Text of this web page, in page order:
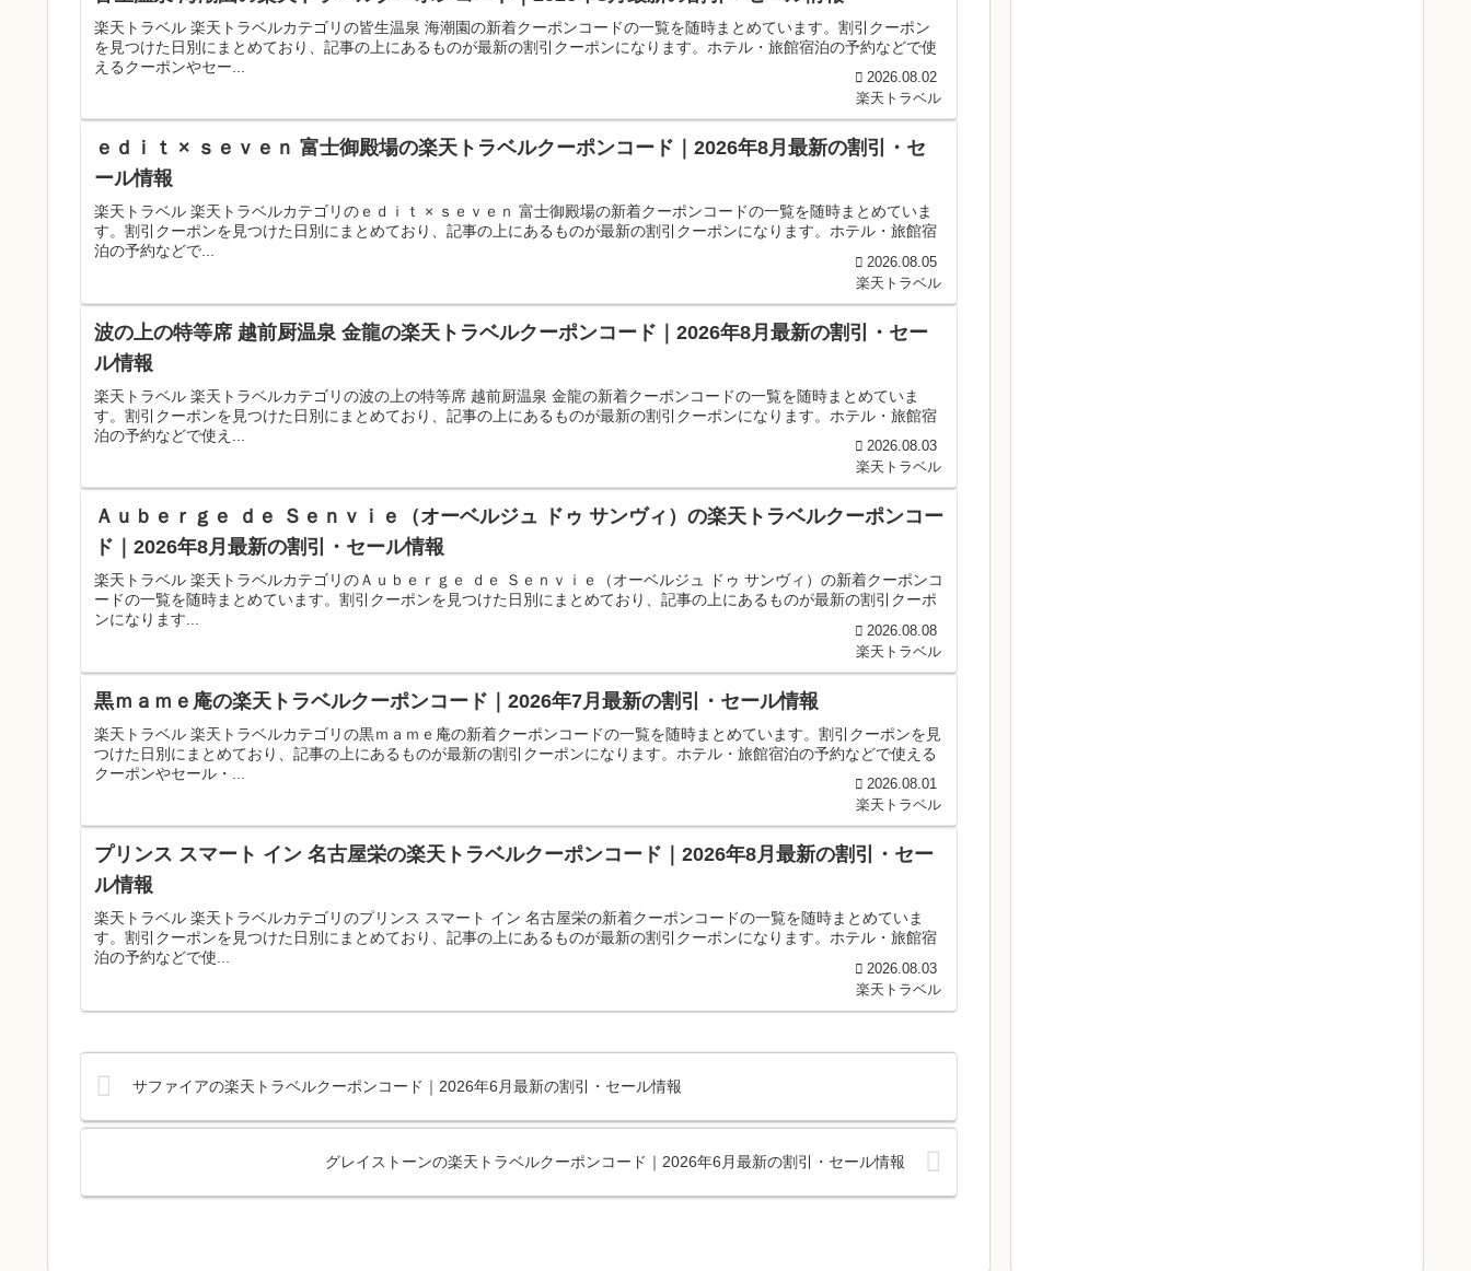
楽天トラベル 楽天トラベルカテゴリの皆生温泉 海潮園の新着クーポンコードの一覧を随時まとめています。割引クーポン
を見つけた日別にまとめており、記事の上にあるものが最新の割引クーポンになります。ホテル・旅館宿泊の予約などで使
えるクーポンやセー...
2026.08.02
楽天トラベル
ｅｄｉｔ × ｓｅｖｅｎ 富士御殿場の楽天トラベルクーポンコード｜2026年8月最新の割引・セ
ール情報
楽天トラベル 楽天トラベルカテゴリのｅｄｉｔ × ｓｅｖｅｎ 富士御殿場の新着クーポンコードの一覧を随時まとめていま
す。割引クーポンを見つけた日別にまとめており、記事の上にあるものが最新の割引クーポンになります。ホテル・旅館宿
泊の予約などで...
2026.08.05
楽天トラベル
波の上の特等席 越前厨温泉 金龍の楽天トラベルクーポンコード｜2026年8月最新の割引・セー
ル情報
楽天トラベル 楽天トラベルカテゴリの波の上の特等席 越前厨温泉 金龍の新着クーポンコードの一覧を随時まとめていま
す。割引クーポンを見つけた日別にまとめており、記事の上にあるものが最新の割引クーポンになります。ホテル・旅館宿
泊の予約などで使え...
2026.08.03
楽天トラベル
Ａｕｂｅｒｇｅ ｄｅ Ｓｅｎｖｉｅ（オーベルジュ ドゥ サンヴィ）の楽天トラベルクーポンコー
ド｜2026年8月最新の割引・セール情報
楽天トラベル 楽天トラベルカテゴリのＡｕｂｅｒｇｅ ｄｅ Ｓｅｎｖｉｅ（オーベルジュ ドゥ サンヴィ）の新着クーポンコ
ードの一覧を随時まとめています。割引クーポンを見つけた日別にまとめており、記事の上にあるものが最新の割引クーポ
ンになります...
2026.08.08
楽天トラベル
黒ｍａｍｅ庵の楽天トラベルクーポンコード｜2026年7月最新の割引・セール情報
楽天トラベル 楽天トラベルカテゴリの黒ｍａｍｅ庵の新着クーポンコードの一覧を随時まとめています。割引クーポンを見
つけた日別にまとめており、記事の上にあるものが最新の割引クーポンになります。ホテル・旅館宿泊の予約などで使える
クーポンやセール・...
2026.08.01
楽天トラベル
プリンス スマート イン 名古屋栄の楽天トラベルクーポンコード｜2026年8月最新の割引・セー
ル情報
楽天トラベル 楽天トラベルカテゴリのプリンス スマート イン 名古屋栄の新着クーポンコードの一覧を随時まとめていま
す。割引クーポンを見つけた日別にまとめており、記事の上にあるものが最新の割引クーポンになります。ホテル・旅館宿
泊の予約などで使...
2026.08.03
楽天トラベル
サファイアの楽天トラベルクーポンコード｜2026年6月最新の割引・セール情報
グレイストーンの楽天トラベルクーポンコード｜2026年6月最新の割引・セール情報